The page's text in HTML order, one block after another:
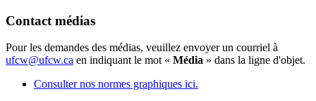
Contact médias
Pour les demandes des médias, veuillez envoyer un courriel à
ufcw@ufcw.ca en indiquant le mot « Média » dans la ligne d'objet.
Consulter nos normes graphiques ici.